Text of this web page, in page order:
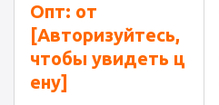
Опт: от
[Авторизуйтесь,
чтобы увидеть ц
ену]